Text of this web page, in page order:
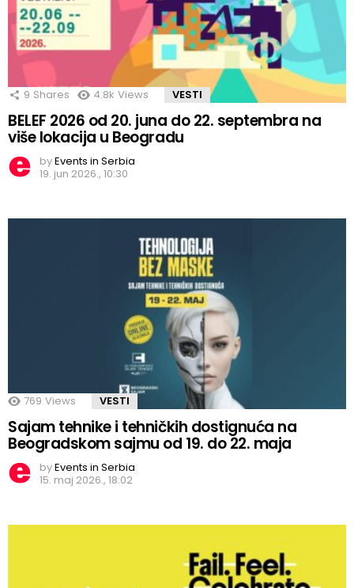
9 Shares 4.8k Views VESTI
BELEF 2026 od 20. juna do 22. septembra na
više lokacija u Beogradu
byEvents in Serbia
19. jun 2026., 10:30
769 Views VESTI
Sajam tehnike i tehničkih dostignuća na
Beogradskom sajmu od 19. do 22. maja
byEvents in Serbia
15. maj 2026., 18:02